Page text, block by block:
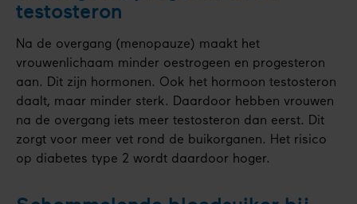
testosteron
Na de overgang (menopauze) maakt het
vrouwenlichaam minder oestrogeen en progesteron
aan. Dit zijn hormonen. Ook het hormoon testosteron
daalt, maar minder sterk. Daardoor hebben vrouwen
na de overgang iets meer testosteron dan eerst. Dit
zorgt voor meer vet rond de buikorganen. Het risico
op diabetes type 2 wordt daardoor hoger.